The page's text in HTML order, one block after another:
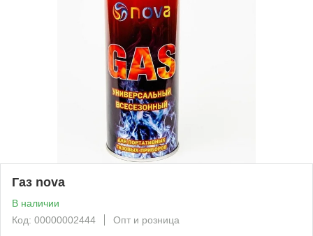
Газ nova
В наличии
Код: 00000002444
Опт и розница